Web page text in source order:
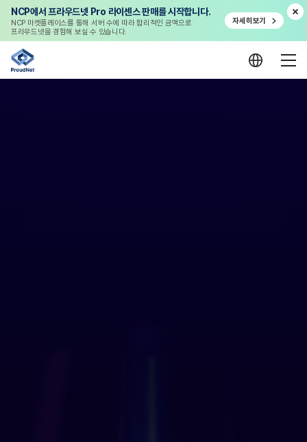
NCP에서 프라우드넷 Pro 라이센스 판매를 시작합니다.
NCP 마켓플레이스를 통해 서버 수에 따라 합리적인 금액으로
프라우드넷을 경험해 보실 수 있습니다.
자세히보기